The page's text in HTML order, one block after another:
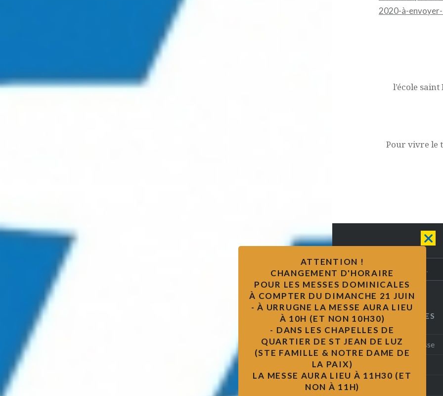
2020-à-
l’école
Pour vivre le
CATÉGORIES
vie de la paroisse
ATTENTION !
CHANGEMENT D'HORAIRE
POUR LES MESSES DOMINICALES
À COMPTER DU DIMANCHE 21 JUIN
- À URRUGNE LA MESSE AURA LIEU
À 10H (ET NON 10H30)
- DANS LES CHAPELLES DE
QUARTIER DE ST JEAN DE LUZ
(STE FAMILLE & NOTRE DAME DE
LA PAIX)
LA MESSE AURA LIEU À 11H30 (ET
NON À 11H)